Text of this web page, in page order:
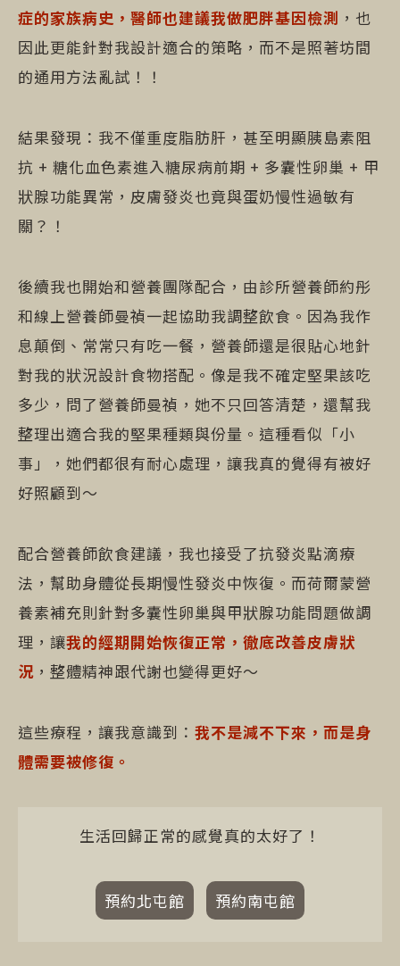
症的家族病史，醫師也建議我做肥胖基因檢測 ，也
因此更能針對我設計適合的策略，而不是照著坊間
的通用方法亂試！！
結果發現：我不僅重度脂肪肝，甚至明顯胰島素阻
抗 + 糖化血色素進入糖尿病前期 + 多囊性卵巢 + 甲
狀腺功能異常，皮膚發炎也竟與蛋奶慢性過敏有
關？！
後續我也開始和營養團隊配合，由診所營養師約彤
和線上營養師曼禎一起協助我調整飲食。因為我作
息顛倒、常常只有吃一餐，營養師還是很貼心地針
對我的狀況設計食物搭配。像是我不確定堅果該吃
多少，問了營養師曼禎，她不只回答清楚，還幫我
整理出適合我的堅果種類與份量。這種看似「小
事」，她們都很有耐心處理，讓我真的覺得有被好
好照顧到～
配合營養師飲食建議，我也接受了抗發炎點滴療
法，幫助身體從長期慢性發炎中恢復。而荷爾蒙營
養素補充則針對多囊性卵巢與甲狀腺功能問題做調
理，讓我的經期開始恢復正常，徹底改善皮膚狀
況 ，整體精神跟代謝也變得更好～
這些療程，讓我意識到： 我不是減不下來，而是身
體需要被修復。
生活回歸正常的感覺真的太好了！
預約北屯館 預約南屯館